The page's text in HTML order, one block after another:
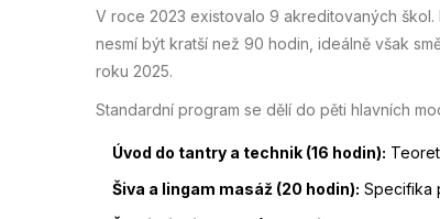
V roce 2023 existovalo 9 akreditovaných
nesmí být kratší než 90 hodin, ideálně však
roku 2025.
Standardní program se dělí do pěti hlavních
Úvod do tantry a technik (16 hodin):
Šiva a lingam masáž (20 hodin): Specifika